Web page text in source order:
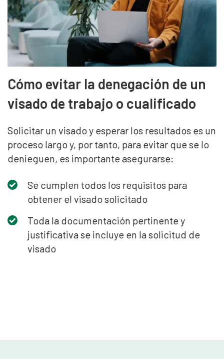
Cómo evitar la denegación de un
visado de trabajo o cualificado
Solicitar un visado y esperar los resultados es un
proceso largo y, por tanto, para evitar que se lo
denieguen, es importante asegurarse:
Se cumplen todos los requisitos para
obtener el visado solicitado
Toda la documentación pertinente y
justificativa se incluye en la solicitud de
visado